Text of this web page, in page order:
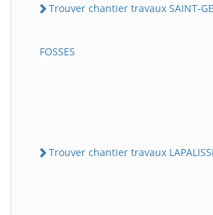
Trouver chantier travaux SAINT-
FOSSES
Trouver chantier travaux